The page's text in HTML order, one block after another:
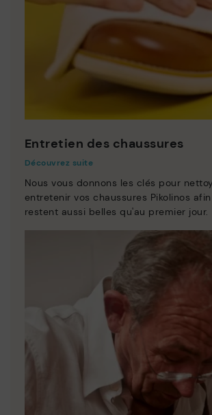
Entretien des chaussures
Découvrez suite
Nous vous donnons les clés pour
entretenir vos chaussures Pikolinos
restent aussi belles qu'au premier jour.